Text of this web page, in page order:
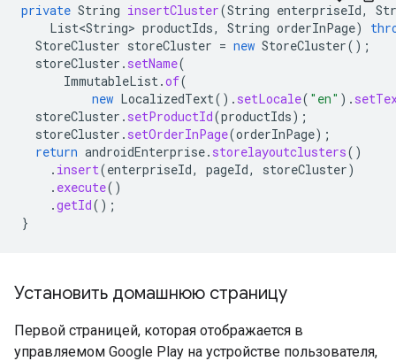
private String insertCluster(String enterpriseId,
List<String> productIds, String orderInPage)
StoreCluster storeCluster = new StoreCluster();
storeCluster . setName(
ImmutableList .of(
new LocalizedText(). setLocale( "en" ).
storeCluster . setProductId(productIds);
storeCluster . setOrderInPage(orderInPage);
return androidEnterprise. storelayoutclusters()
. insert(enterpriseId, pageId, storeCluster)
. execute()
.getId();
}
Установить домашнюю страницу
Первой страницей, которая отображается в
управляемом Google Play на устройстве пользователя,